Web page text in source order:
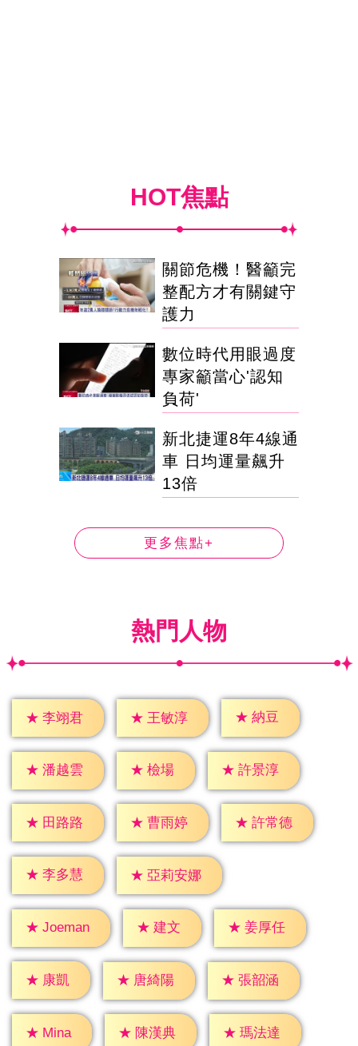
HOT焦點
關節危機！醫籲完
整配方才有關鍵守
護力
數位時代用眼過度
專家籲當心'認知
負荷'
新北捷運8年4線通
車 日均運量飆升
13倍
更多焦點+
熱門人物
★ 李翊君 ★ 王敏淳 ★ 納豆
★ 潘越雲 ★ 檢場 ★ 許景淳
★ 田路路 ★ 曹雨婷 ★ 許常德
★ 李多慧 ★ 亞莉安娜
★ Joeman ★ 建文 ★ 姜厚任
★ 康凱 ★ 唐綺陽 ★ 張韶涵
★ Mina ★ 陳漢典 ★ 瑪法達